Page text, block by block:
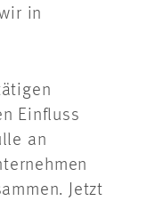
in
Einfluss
an
Jetzt